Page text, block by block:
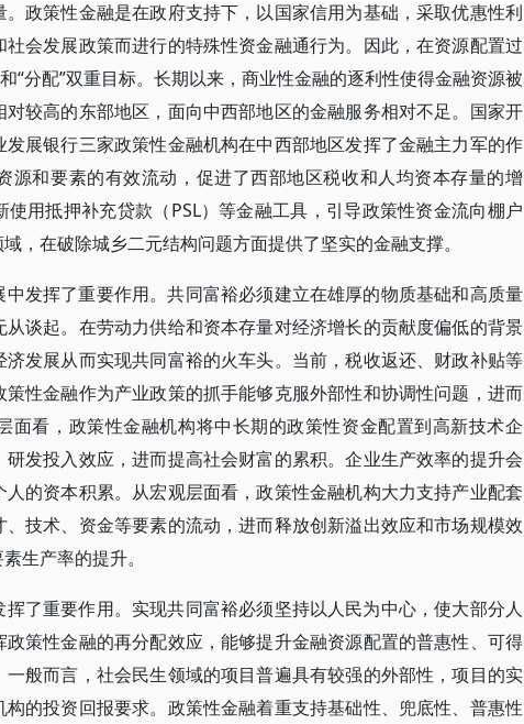
政策性金融是在政府支持下，以国家信用为基础，采取优惠性利
会发展政策而进行的特殊性资金融通行为。因此，在资源配置过
“分配”双重目标。长期以来，商业性金融的逐利性使得金融资源被
较高的东部地区，面向中西部地区的金融服务相对不足。国家开
展银行三家政策性金融机构在中西部地区发挥了金融主力军的作
源和要素的有效流动，促进了西部地区税收和人均资本存量的增
用抵押补充贷款（PSL）等金融工具，引导政策性资金流向棚户
，在破除城乡二元结构问题方面提供了坚实的金融支撑。
发挥了重要作用。共同富裕必须建立在雄厚的物质基础和高质量
谈起。在劳动力供给和资本存量对经济增长的贡献度偏低的背景
发展从而实现共同富裕的火车头。当前，税收返还、财政补贴等
性金融作为产业政策的抓手能够克服外部性和协调性问题，进而
面看，政策性金融机构将中长期的政策性资金配置到高新技术企
发投入效应，进而提高社会财富的累积。企业生产效率的提升会
的资本积累。从宏观层面看，政策性金融机构大力支持产业配套
技术、资金等要素的流动，进而释放创新溢出效应和市场规模效
生产率的提升。
了重要作用。实现共同富裕必须坚持以人民为中心，使大部分人
策性金融的再分配效应，能够提升金融资源配置的普惠性、可得
般而言，社会民生领域的项目普遍具有较强的外部性，项目的实
的投资回报要求。政策性金融着重支持基础性、兜底性、普惠性